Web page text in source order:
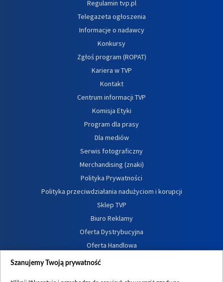
Regulamin tvp.pl
Telegazeta ogłoszenia
Informacje o nadawcy
Konkursy
Zgłoś program (ROPAT)
Kariera w TVP
Kontakt
Centrum informacji TVP
Komisja Etyki
Program dla prasy
Dla mediów
Serwis fotograficzny
Merchandising (znaki)
Polityka Prywatności
Polityka przeciwdziałania nadużyciom i korupcji
Sklep TVP
Biuro Reklamy
Oferta Dystrybucyjna
Oferta Handlowa
Dostępność
Szanujemy Twoją prywatność